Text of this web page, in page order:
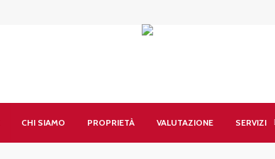
CHI SIAMO PROPRIETÀ VALUTAZIONE SERVIZI